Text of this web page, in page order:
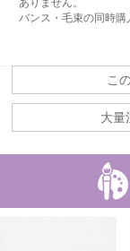
ありません。
バンス・毛束の同時購
こ
大量